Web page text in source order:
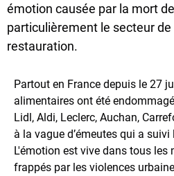
émotion causée par la mort
particulièrement le secteur de
restauration.
Partout en France depuis le 27
alimentaires ont été
Lidl, Aldi, Leclerc, Auchan,
à la vague d’émeutes qui a
L'émotion est vive dans tous les
frappés par les violences